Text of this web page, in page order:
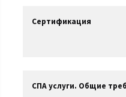
Сертификация
СПА услуги. Общие